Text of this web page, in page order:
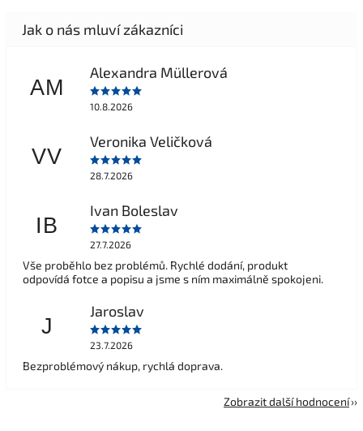
AM
Alexandra Müllerová
10.8.2026
VV
Veronika Veličková
28.7.2026
IB
Ivan Boleslav
27.7.2026
Vše proběhlo bez problémů. Rychlé dodání, produkt
odpovídá fotce a popisu a jsme s ním maximálně spokojeni.
J
Jaroslav
23.7.2026
Bezproblémový nákup, rychlá doprava.
Zobrazit další hodnocení